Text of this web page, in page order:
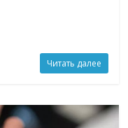
Читать далее